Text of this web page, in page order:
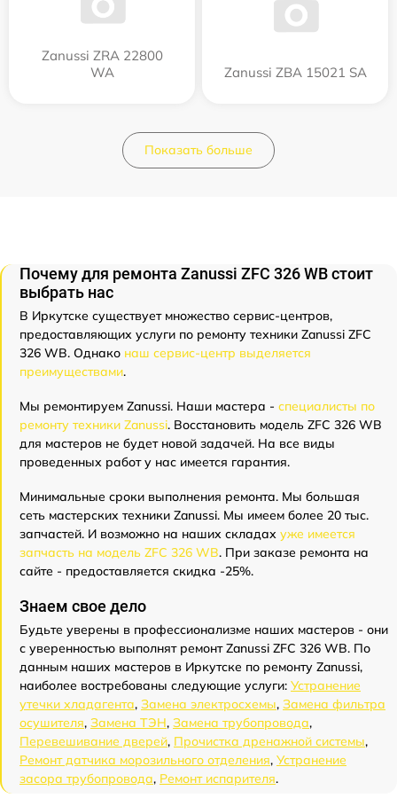
Zanussi ZRA 22800
WA
Zanussi ZBA 15021 SA
Показать больше
Почему для ремонта Zanussi ZFC 326 WB стоит
выбрать нас
В Иркутске существует множество сервис-центров,
предоставляющих услуги по ремонту техники Zanussi ZFC
326 WB. Однако наш сервис-центр выделяется
преимуществами.
Мы ремонтируем Zanussi. Наши мастера - специалисты по
ремонту техники Zanussi. Восстановить модель ZFC 326 WB
для мастеров не будет новой задачей. На все виды
проведенных работ у нас имеется гарантия.
Минимальные сроки выполнения ремонта. Мы большая
сеть мастерских техники Zanussi. Мы имеем более 20 тыс.
запчастей. И возможно на наших складах уже имеется
запчасть на модель ZFC 326 WB. При заказе ремонта на
сайте - предоставляется скидка -25%.
Знаем свое дело
Будьте уверены в профессионализме наших мастеров - они
с уверенностью выполнят ремонт Zanussi ZFC 326 WB. По
данным наших мастеров в Иркутске по ремонту Zanussi,
наиболее востребованы следующие услуги: Устранение
утечки хладагента, Замена электросхемы, Замена фильтра
осушителя, Замена ТЭН, Замена трубопровода,
Перевешивание дверей, Прочистка дренажной системы,
Ремонт датчика морозильного отделения, Устранение
засора трубопровода, Ремонт испарителя.